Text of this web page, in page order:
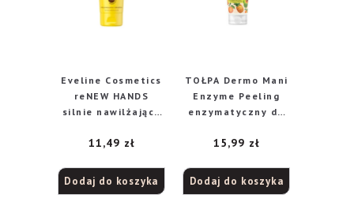
Eveline Cosmetics
reNEW HANDS
silnie nawilżający
11,49 zł
Dodaj do koszyka
TOŁPA Dermo Mani
Enzyme Peeling
enzymatyczny do
15,99 zł
Dodaj do koszyka